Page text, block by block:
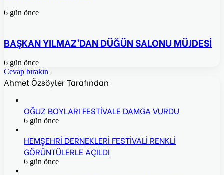
6 gün önce
BAŞKAN YILMAZ’DAN DÜĞÜN SALONU MÜJDESİ
6 gün önce
Cevap bırakın
Ahmet Özsöyler Tarafından
OĞUZ BOYLARI FESTİVALE DAMGA VURDU
6 gün önce
HEMŞEHRİ DERNEKLERİ FESTİVALİ RENKLİ
GÖRÜNTÜLERLE AÇILDI
6 gün önce